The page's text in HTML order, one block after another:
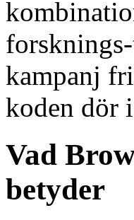
kampanj
koden dör
Vad
betyder